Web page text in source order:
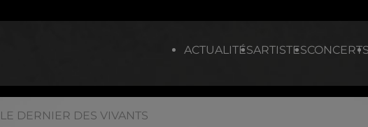
ACTUALITÉSARTISTES
LE DERNIER DES VIVANTS